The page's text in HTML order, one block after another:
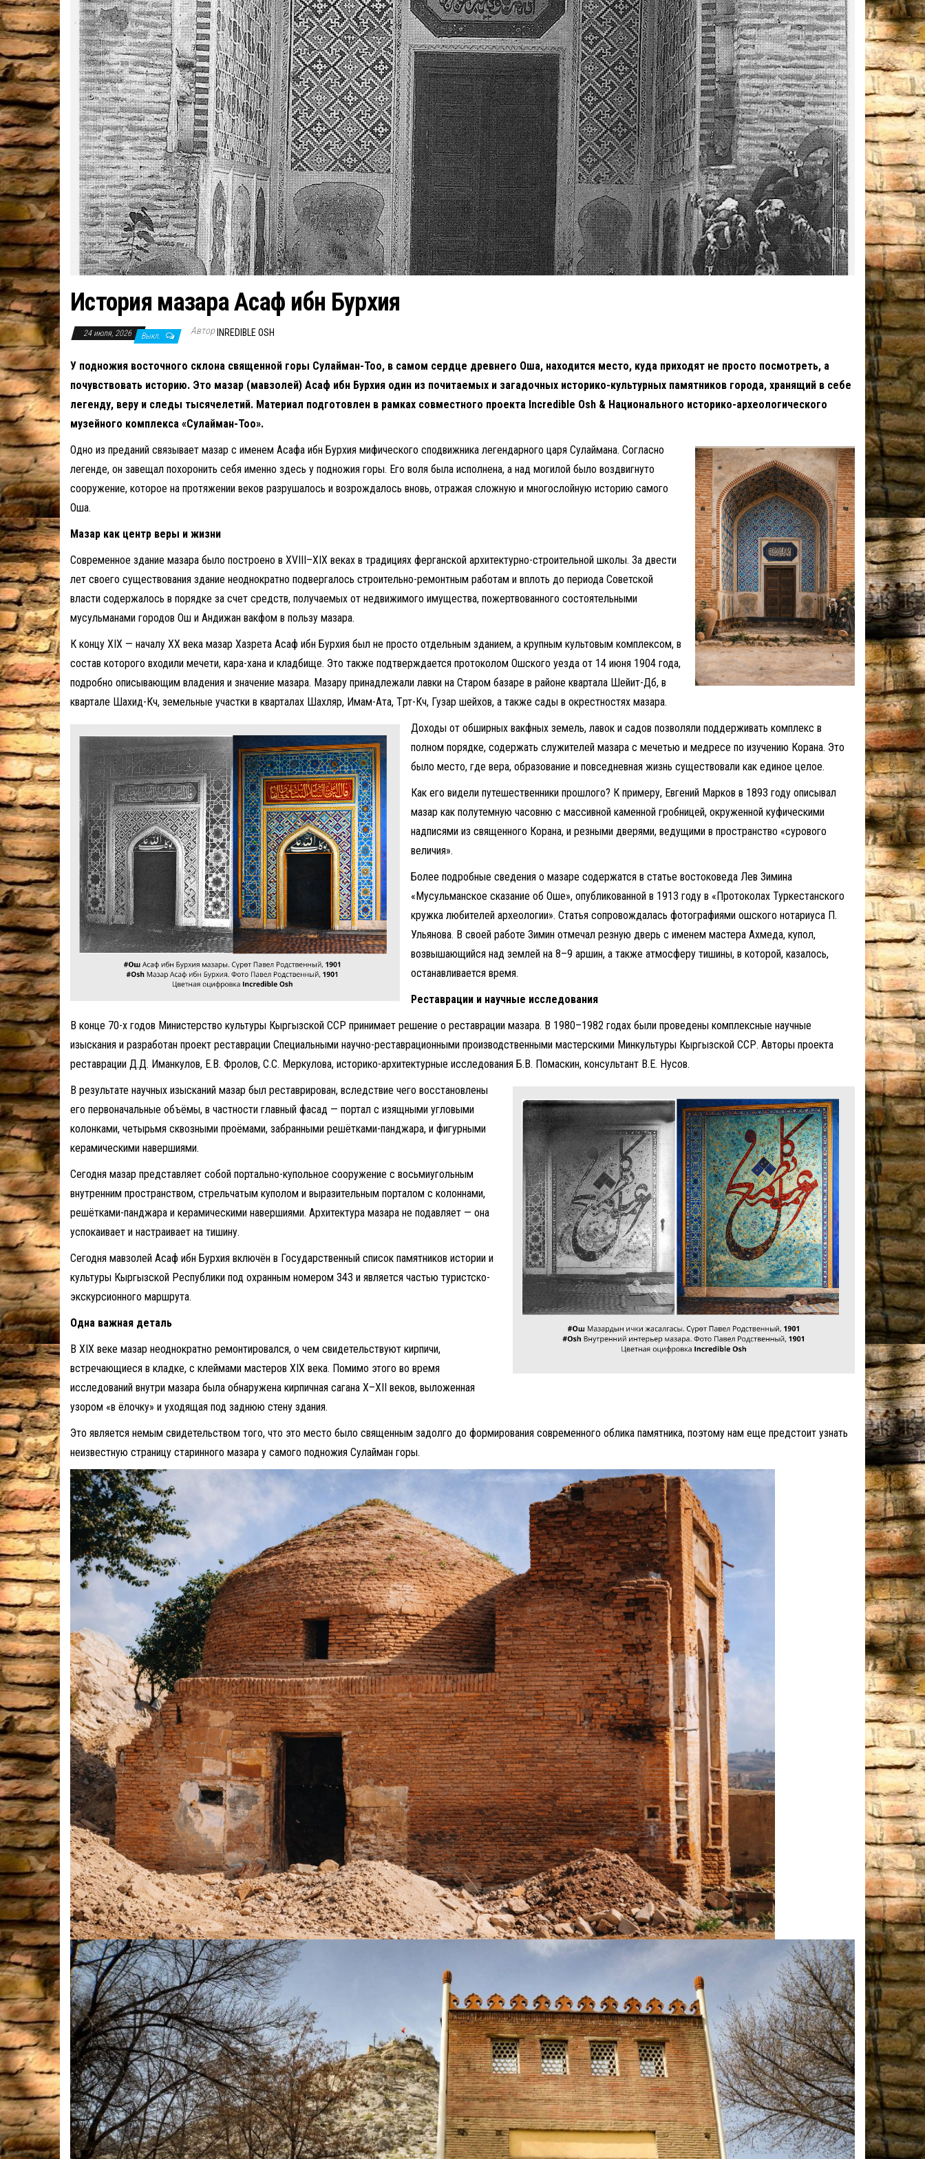
История мазара Асаф ибн Бурхия
24 июля, 2026 Выкл. Автор INREDIBLE OSH
У подножия восточного склона священной горы Сулайман-Тоо, в самом сердце древнего Оша, находится место, куда приходят не просто посмотреть, а
почувствовать историю. Это мазар (мавзолей) Асаф ибн Бурхия один из почитаемых и загадочных историко-культурных памятников города, хранящий в себе
легенду, веру и следы тысячелетий. Материал подготовлен в рамках совместного проекта Incredible Osh & Национального историко-археологического
музейного комплекса «Сулайман-Тоо».
Одно из преданий связывает мазар с именем Асафа ибн Бурхия мифического сподвижника легендарного царя Сулаймана. Согласно
легенде, он завещал похоронить себя именно здесь у подножия горы. Его воля была исполнена, а над могилой было воздвигнуто
сооружение, которое на протяжении веков разрушалось и возрождалось вновь, отражая сложную и многослойную историю самого
Оша.
Мазар как центр веры и жизни
Современное здание мазара было построено в XVIII–XIX веках в традициях ферганской архитектурно-строительной школы. За двести
лет своего существования здание неоднократно подвергалось строительно-ремонтным работам и вплоть до периода Советской
власти содержалось в порядке за счет средств, получаемых от недвижимого имущества, пожертвованного состоятельными
мусульманами городов Ош и Андижан вакфом в пользу мазара.
К концу XIX — началу XX века мазар Хазрета Асаф ибн Бурхия был не просто отдельным зданием, а крупным культовым комплексом, в
состав которого входили мечети, кара-хана и кладбище. Это также подтверждается протоколом Ошского уезда от 14 июня 1904 года,
подробно описывающим владения и значение мазара. Мазару принадлежали лавки на Старом базаре в районе квартала Шейит-Дөбө, в
квартале Шахид-Көчө, земельные участки в кварталах Шахляр, Имам-Ата, Төрт-Көчө, Гузар шейхов, а также сады в окрестностях мазара.
Доходы от обширных вакфных земель, лавок и садов позволяли поддерживать комплекс в
полном порядке, содержать служителей мазара с мечетью и медресе по изучению Корана. Это
было место, где вера, образование и повседневная жизнь существовали как единое целое.
Как его видели путешественники прошлого? К примеру, Евгений Марков в 1893 году описывал
мазар как полутемную часовню с массивной каменной гробницей, окруженной куфическими
надписями из священного Корана, и резными дверями, ведущими в пространство «сурового
величия».
Более подробные сведения о мазаре содержатся в статье востоковеда Лев Зимина
«Мусульманское сказание об Оше», опубликованной в 1913 году в «Протоколах Туркестанского
кружка любителей археологии». Статья сопровождалась фотографиями ошского нотариуса П.
Ульянова. В своей работе Зимин отмечал резную дверь с именем мастера Ахмеда, купол,
возвышающийся над землей на 8–9 аршин, а также атмосферу тишины, в которой, казалось,
останавливается время.
Реставрации и научные исследования
В конце 70-х годов Министерство культуры Кыргызской ССР принимает решение о реставрации мазара. В 1980–1982 годах были проведены комплексные научные
изыскания и разработан проект реставрации Специальными научно-реставрационными производственными мастерскими Минкультуры Кыргызской ССР. Авторы проекта
реставрации Д.Д. Иманкулов, Е.В. Фролов, С.С. Меркулова, историко-архитектурные исследования Б.В. Помаскин, консультант В.Е. Нусов.
В результате научных изысканий мазар был реставрирован, вследствие чего восстановлены
его первоначальные объёмы, в частности главный фасад — портал с изящными угловыми
колонками, четырьмя сквозными проёмами, забранными решётками-панджара, и фигурными
керамическими навершиями.
Сегодня мазар представляет собой портально-купольное сооружение с восьмиугольным
внутренним пространством, стрельчатым куполом и выразительным порталом с колоннами,
решётками-панджара и керамическими навершиями. Архитектура мазара не подавляет — она
успокаивает и настраивает на тишину.
Сегодня мавзолей Асаф ибн Бурхия включён в Государственный список памятников истории и
культуры Кыргызской Республики под охранным номером 343 и является частью туристско-
экскурсионного маршрута.
Одна важная деталь
В XIX веке мазар неоднократно ремонтировался, о чем свидетельствуют кирпичи,
встречающиеся в кладке, с клеймами мастеров XIX века. Помимо этого во время
исследований внутри мазара была обнаружена кирпичная сагана X–XII веков, выложенная
узором «в ёлочку» и уходящая под заднюю стену здания.
Это является немым свидетельством того, что это место было священным задолго до формирования современного облика памятника, поэтому нам еще предстоит узнать
неизвестную страницу старинного мазара у самого подножия Сулайман горы.